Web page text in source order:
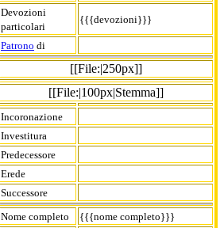
Devozioni
particolari
{{{devozioni}}}
Patrono di
[[File:|250px]]
[[File:|100px|Stemma]]
Incoronazione
Investitura
Predecessore
Erede
Successore
Nome completo
{{{nome completo}}}